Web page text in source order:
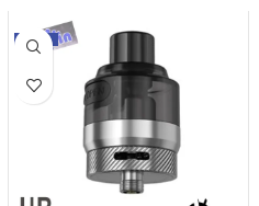
-8%